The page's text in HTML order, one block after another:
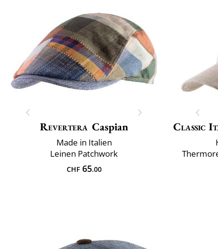
Revertera Caspian
Made in Italien
Leinen Patchwork
CHF65.00
Classic